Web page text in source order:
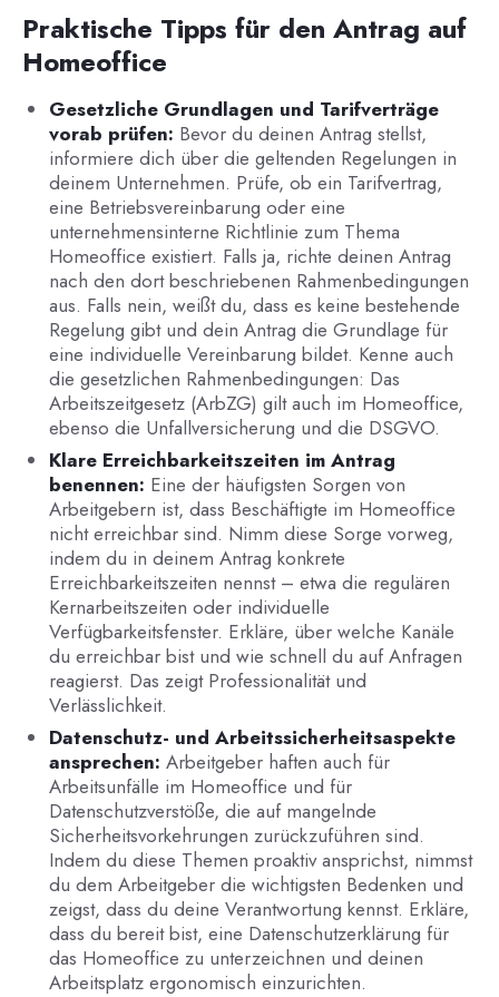
Praktische Tipps für den Antrag auf
Homeoffice
Gesetzliche Grundlagen und Tarifverträge
vorab prüfen: Bevor du deinen Antrag stellst,
informiere dich über die geltenden Regelungen in
deinem Unternehmen. Prüfe, ob ein Tarifvertrag,
eine Betriebsvereinbarung oder eine
unternehmensinterne Richtlinie zum Thema
Homeoffice existiert. Falls ja, richte deinen Antrag
nach den dort beschriebenen Rahmenbedingungen
aus. Falls nein, weißt du, dass es keine bestehende
Regelung gibt und dein Antrag die Grundlage für
eine individuelle Vereinbarung bildet. Kenne auch
die gesetzlichen Rahmenbedingungen: Das
Arbeitszeitgesetz (ArbZG) gilt auch im Homeoffice,
ebenso die Unfallversicherung und die DSGVO.
Klare Erreichbarkeitszeiten im Antrag
benennen: Eine der häufigsten Sorgen von
Arbeitgebern ist, dass Beschäftigte im Homeoffice
nicht erreichbar sind. Nimm diese Sorge vorweg,
indem du in deinem Antrag konkrete
Erreichbarkeitszeiten nennst – etwa die regulären
Kernarbeitszeiten oder individuelle
Verfügbarkeitsfenster. Erkläre, über welche Kanäle
du erreichbar bist und wie schnell du auf Anfragen
reagierst. Das zeigt Professionalität und
Verlässlichkeit.
Datenschutz- und Arbeitssicherheitsaspekte
ansprechen: Arbeitgeber haften auch für
Arbeitsunfälle im Homeoffice und für
Datenschutzverstöße, die auf mangelnde
Sicherheitsvorkehrungen zurückzuführen sind.
Indem du diese Themen proaktiv ansprichst, nimmst
du dem Arbeitgeber die wichtigsten Bedenken und
zeigst, dass du deine Verantwortung kennst. Erkläre,
dass du bereit bist, eine Datenschutzerklärung für
das Homeoffice zu unterzeichnen und deinen
Arbeitsplatz ergonomisch einzurichten.